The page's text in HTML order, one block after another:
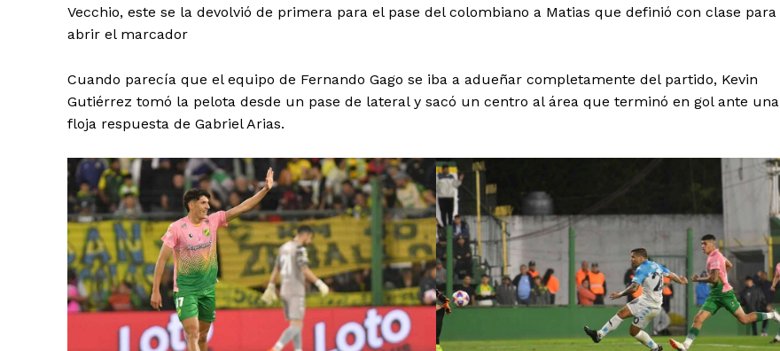
Vecchio, este se la devolvió de primera para el pase del colombiano a Matias que definió con clase para
abrir el marcador
Cuando parecía que el equipo de Fernando Gago se iba a adueñar completamente del partido, Kevin
Gutiérrez tomó la pelota desde un pase de lateral y sacó un centro al área que terminó en gol ante una
floja respuesta de Gabriel Arias.